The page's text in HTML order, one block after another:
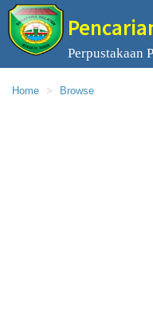
Perpustakaan
Home Browse